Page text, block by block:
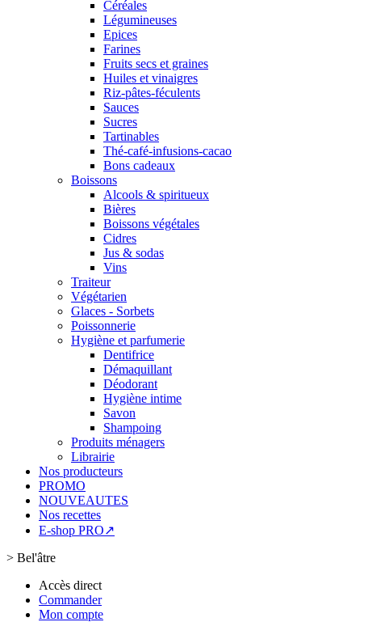
Céréales
Légumineuses
Epices
Farines
Fruits secs et graines
Huiles et vinaigres
Riz-pâtes-féculents
Sauces
Sucres
Tartinables
Thé-café-infusions-cacao
Bons cadeaux
Boissons
Alcools & spiritueux
Bières
Boissons végétales
Cidres
Jus & sodas
Vins
Traiteur
Végétarien
Glaces - Sorbets
Poissonnerie
Hygiène et parfumerie
Dentifrice
Démaquillant
Déodorant
Hygiène intime
Savon
Shampoing
Produits ménagers
Librairie
Nos producteurs
PROMO
NOUVEAUTES
Nos recettes
E-shop PRO↗
> Bel'âtre
Accès direct
Commander
Mon compte